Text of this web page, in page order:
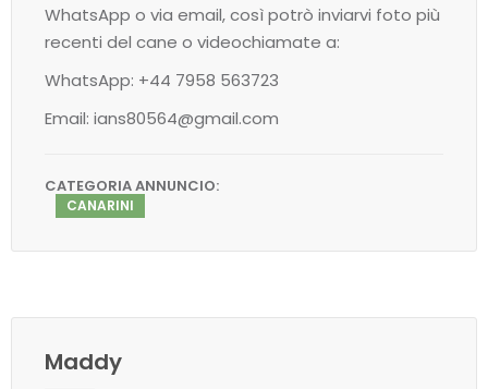
WhatsApp o via email, così potrò inviarvi foto più
recenti del cane o videochiamate a:
WhatsApp: +44 7958 563723
Email: ians80564@gmail.com
CATEGORIA ANNUNCIO:
CANARINI
Maddy